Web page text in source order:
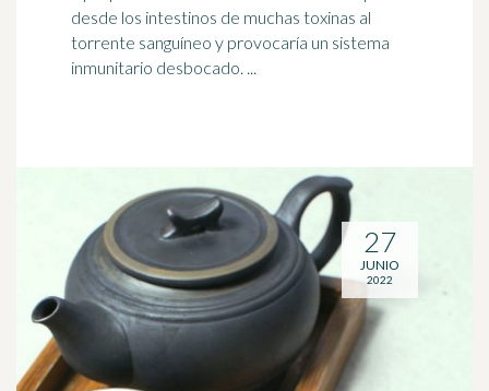
desde los intestinos de muchas toxinas al
torrente sanguíneo y provocaría un sistema
inmunitario desbocado. ...
27
JUNIO
2022